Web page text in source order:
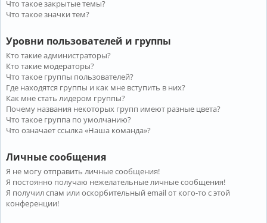
Что такое закрытые темы?
Что такое значки тем?
Уровни пользователей и группы
Кто такие администраторы?
Кто такие модераторы?
Что такое группы пользователей?
Где находятся группы и как мне вступить в них?
Как мне стать лидером группы?
Почему названия некоторых групп имеют разные цвета?
Что такое группа по умолчанию?
Что означает ссылка «Наша команда»?
Личные сообщения
Я не могу отправить личные сообщения!
Я постоянно получаю нежелательные личные сообщения!
Я получил спам или оскорбительный email от кого-то с этой
конференции!